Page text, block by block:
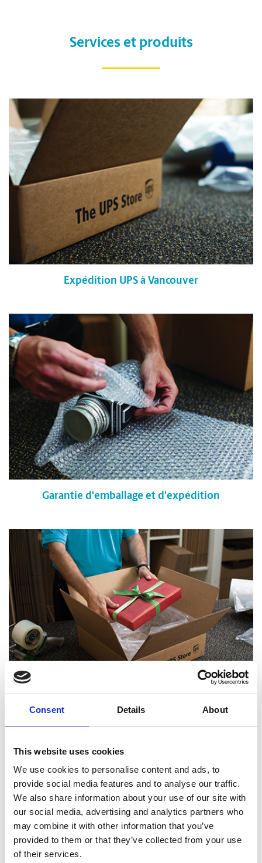
Consent Details About
This website uses cookies
We use cookies to personalise content and ads, to
provide social media features and to analyse our traffic.
We also share information about your use of our site with
our social media, advertising and analytics partners who
may combine it with other information that you’ve
provided to them or that they’ve collected from your use
of their services.
Services et produits
Expédition UPS à Vancouver
Garantie d'emballage et d'expédition
Experts certifiés en emballage